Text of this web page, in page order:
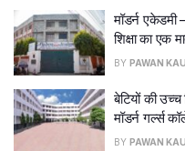
मॉडर्न
शिक्षा का एक
BY PAWAN
बेटियों की
मॉडर्न गर्ल्स
BY PAWAN